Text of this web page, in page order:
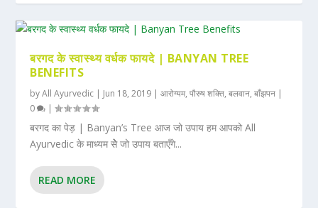
बरगद के स्वास्थ्य वर्धक फायदे | BANYAN TREE
BENEFITS
byAll Ayurvedic | Jun 18, 2019 |आरोग्यम,पौरुष शक्ति,बलवान,बाँझपन |
0
|
बरगद का पेड़ | Banyan’s Tree आज जो उपाय हम आपको All
Ayurvedic के माध्यम सेे जो उपाय बताएँगे...
READ MORE